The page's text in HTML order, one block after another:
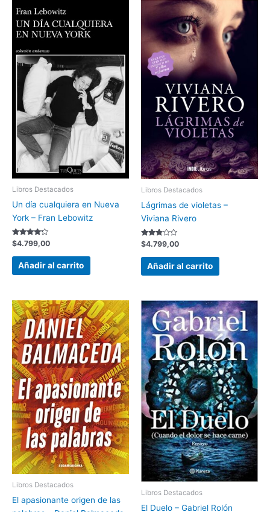
Libros Destacados
Un día cualquiera en Nueva
York – Fran Lebowitz
Valorado
con
4.00
de 5
$4.799,00
Añadir al carrito
Libros Destacados
Lágrimas de violetas –
Viviana Rivero
Valorado
con
2.72
de 5
$4.799,00
Añadir al carrito
Libros Destacados
El apasionante origen de las
Libros Destacados
El Duelo – Gabriel Rolón